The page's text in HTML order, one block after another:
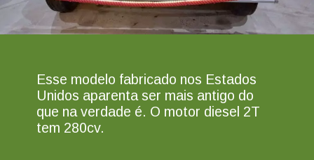
Esse modelo fabricado nos Estados
Unidos aparenta ser mais antigo do
que na verdade é. O motor diesel 2T
tem 280cv.